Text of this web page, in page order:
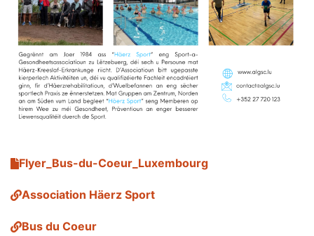
Flyer_Bus-du-Coeur_Luxembourg
Association Häerz Sport
Bus du Coeur